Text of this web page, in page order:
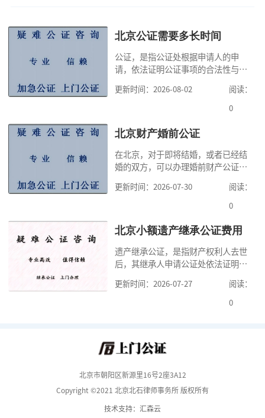
北京公证需要多长时间
公证，是指公证处根据申请人的申
请，依法证明公证事项的合法性与真
高公证事项的效力，固定证据，但是
很多人不知道在北京办理公证需要多
家，办理公证的时候除了需要按照公
道北京公证需要什么材料,北京公证需
要多少钱？北京公
更新时间：2026-08-02
阅读：
0
北京财产婚前公证
在北京，对于即将结婚，或者已经结
婚的双方，可以办理婚前财产公证，
式，可以避免个人财产引发的纠纷，
但是，在北京办理婚前财产公证，除
料外，公证咨询告诉大家，我们有必
京婚前财产公证机构？了解这些不仅
有利于我们根
更新时间：2026-07-30
阅读：
0
北京小额遗产继承公证费用
遗产继承公证，是指财产权利人去世
后，其继承人申请公证处依法证明继
的证明活动。通过公证，继承人可以
拿着享有继承权的公证书办理遗产过
费。我们在办理继承公证的时候，需
更新时间：2026-07-27
阅读：
0
北京市朝阳区新源里16号2座3A12
Copyright ©2021 北京北石律师事务所 版权所有
技术支持：汇森云